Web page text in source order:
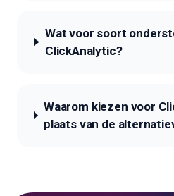
Wat voor soort
ClickAnalytic?
Waarom kiezen voor
plaats van de